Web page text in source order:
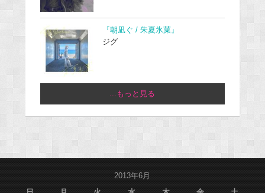
『朝凪ぐ / 朱夏氷菓』
ジグ
...もっと見る
2013年6月